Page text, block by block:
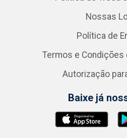
Nossas
Política de
Termos e Condições
Autorização
Baixe já